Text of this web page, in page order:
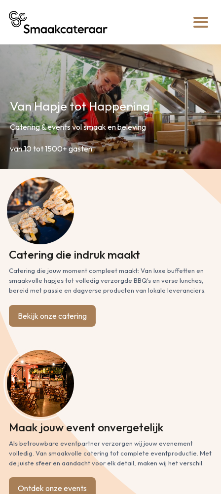
Van Hapje tot Happening
Catering & events vol smaak en beleving
van 10 tot 1500+ gasten
Catering die indruk maakt
Catering die jouw moment compleet maakt: Van luxe buffetten en
smaakvolle hapjes tot volledig verzorgde BBQ's en verse lunches,
bereid met passie en dagverse producten van lokale leveranciers.
Bekijk onze catering
Maak jouw event onvergetelijk
Als betrouwbare eventpartner verzorgen wij jouw evenement
volledig. Van smaakvolle catering tot complete eventproductie. Met
de juiste sfeer en aandacht voor elk detail, maken wij het verschil.
Ontdek onze events